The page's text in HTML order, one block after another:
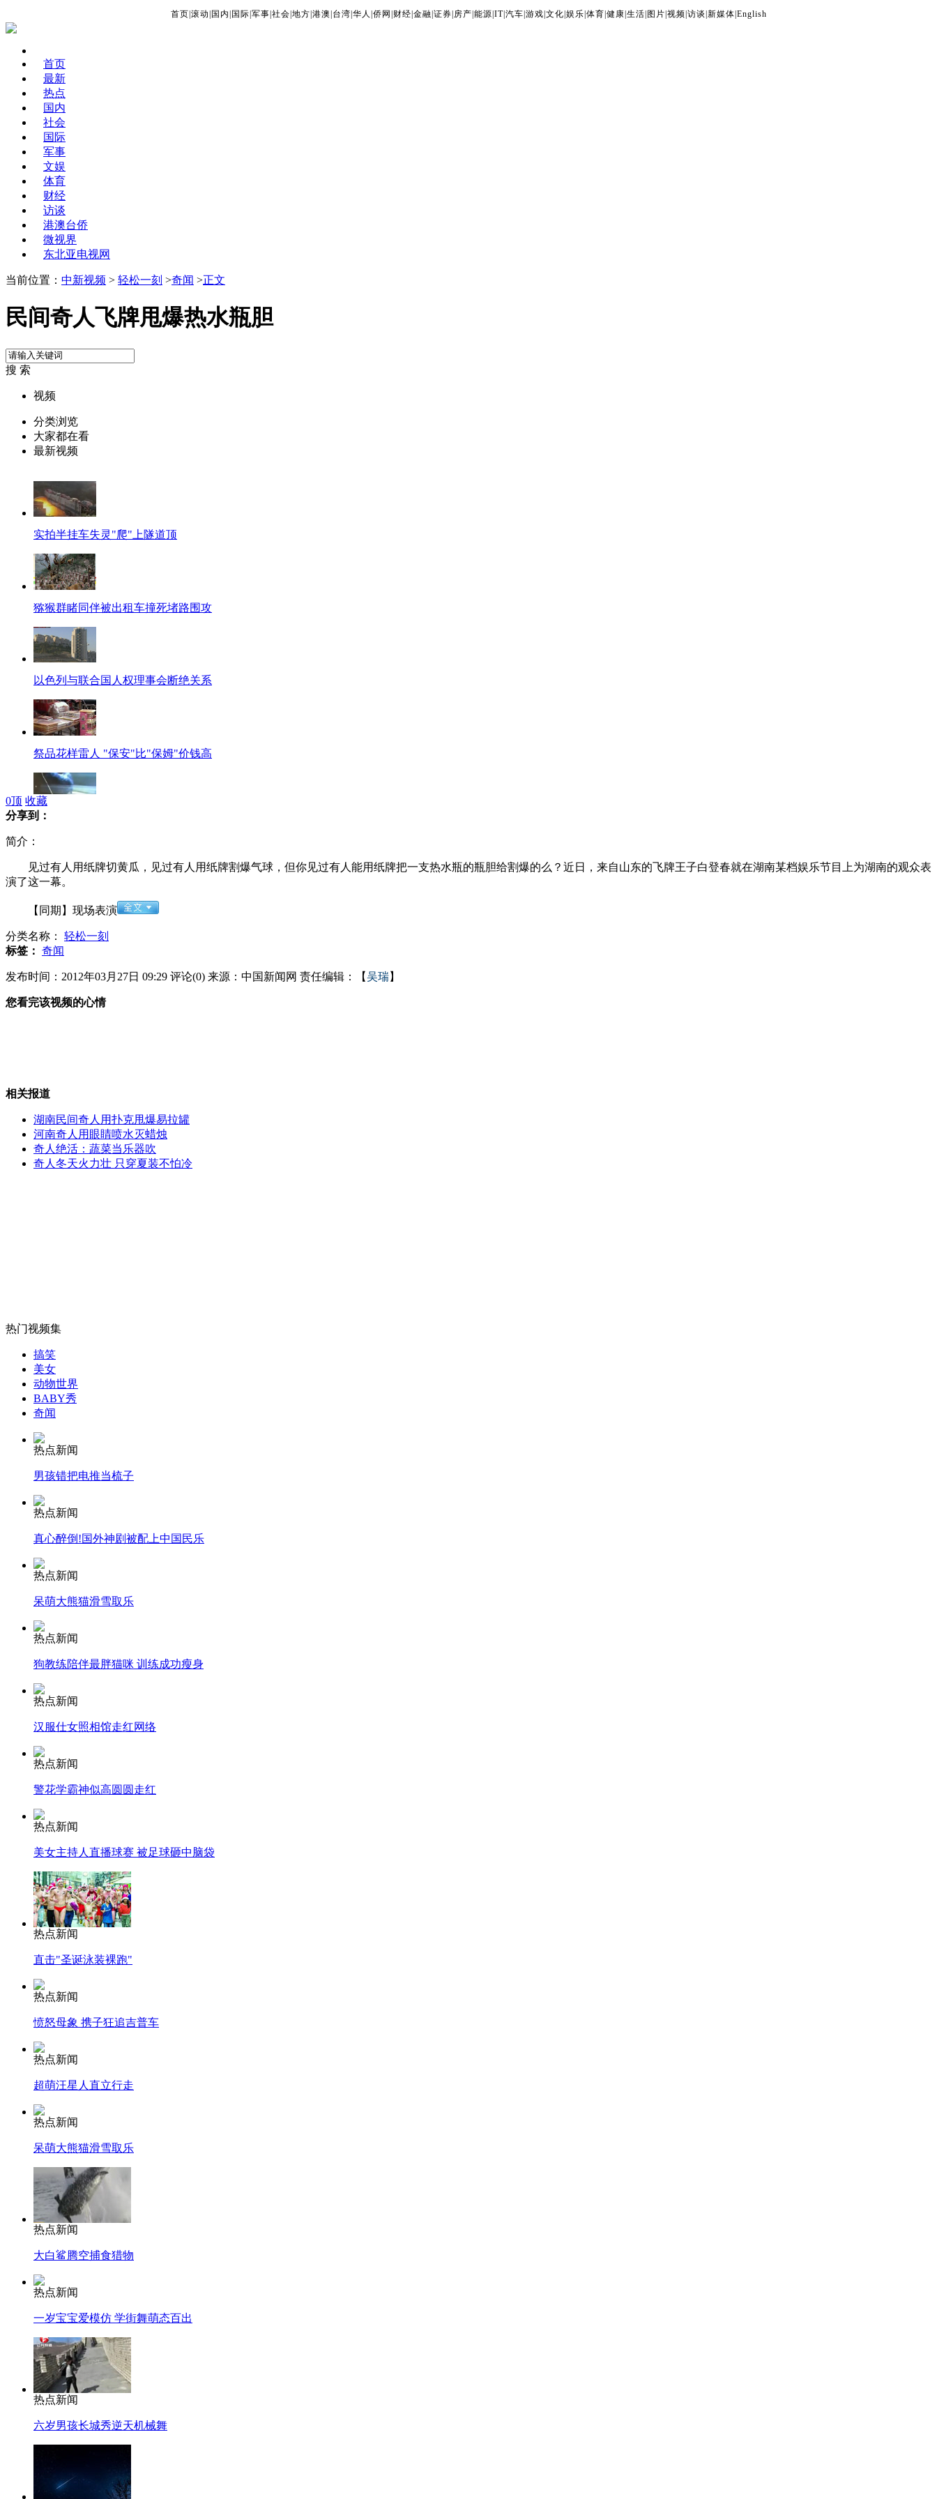
首页 滚动 国内 国际 军事 社会 地方 港澳 台湾 华人 侨网 财经 金融 证券 房产 能源 IT| 汽车 游戏 文化 娱乐 体育 健康 生活 图片 视频 访谈 新媒体 English
首页
最新
热点
国内
社会
国际
军事
文娱
体育
财经
访谈
港澳台侨
微视界
东北亚电视网
当前位置： 中新视频 > 轻松一刻 >奇闻 >正文
民间奇人飞牌甩爆热水瓶胆
搜 索
视频
分类浏览
大家都在看
最新视频
实拍半挂车失灵"爬"上隧道顶
猕猴群睹同伴被出租车撞死堵路围攻
以色列与联合国人权理事会断绝关系
祭品花样雷人 "保安"比"保姆"价钱高
廉政会议:禁用公款买香烟礼品
基因突变公鸡长了四条腿
诗圣被涂鸦杜甫最近有点忙
无痛分娩是否安全 医生回应
外交部：反对强权政治霸凌主义
外交部：有关国家言论片面不公正
走！跟着总书记去植树
纽约上演“枕头大战”
0顶 收藏
分享到：
简介：
见过有人用纸牌切黄瓜，见过有人用纸牌割爆气球，但你见过有人能用纸牌把一支热水瓶的瓶胆给割爆的么？近日，来自山东的飞牌王子白登春就在湖南某档娱乐节目上为湖南的观众表
演了这一幕。
【同期】现场表演
分类名称： 轻松一刻
标签： 奇闻
发布时间：2012年03月27日 09:29 评论(0) 来源：中国新闻网 责任编辑：【吴瑞】
您看完该视频的心情
相关报道
湖南民间奇人用扑克甩爆易拉罐
河南奇人用眼睛喷水灭蜡烛
奇人绝活：蔬菜当乐器吹
奇人冬天火力壮 只穿夏装不怕冷
热门视频集
搞笑
美女
动物世界
BABY秀
奇闻
热点新闻
男孩错把电推当梳子
热点新闻
真心醉倒!国外神剧被配上中国民乐
热点新闻
呆萌大熊猫滑雪取乐
热点新闻
狗教练陪伴最胖猫咪 训练成功瘦身
热点新闻
汉服仕女照相馆走红网络
热点新闻
警花学霸神似高圆圆走红
热点新闻
美女主持人直播球赛 被足球砸中脑袋
热点新闻
直击"圣诞泳装裸跑"
热点新闻
愤怒母象 携子狂追吉普车
热点新闻
超萌汪星人直立行走
热点新闻
呆萌大熊猫滑雪取乐
热点新闻
大白鲨腾空捕食猎物
热点新闻
一岁宝宝爱模仿 学街舞萌态百出
热点新闻
六岁男孩长城秀逆天机械舞